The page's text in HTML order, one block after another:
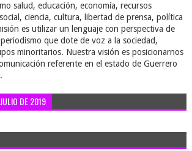
salud, educación, economía, recursos
ciencia, cultura, libertad de prensa, política
es utilizar un lenguaje con perspectiva de
que dote de voz a la sociedad,
minoritarios. Nuestra visión es posicionarnos
referente en el estado de Guerrero
DE 2019